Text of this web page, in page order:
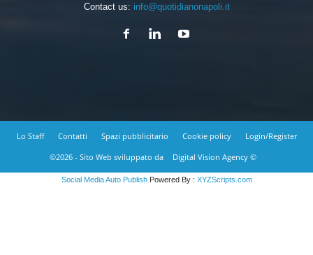
Contact us: info@quotidianonapoli.it
Lo Staff Contatti Spazi pubblicitario Cookie policy
Login/Register
©2026 - Sito Web sviluppato da
Digital Vision Agency ©
Social Media Auto PublishPowered By : XYZScripts.com